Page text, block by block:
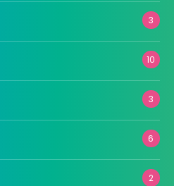
3
10
3
6
2